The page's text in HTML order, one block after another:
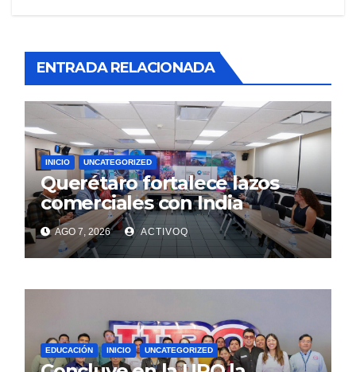
ENTRADA RELACIONADA
INICIO UNCATEGORIZED
Querétaro fortalece lazos
comerciales con India
AGO 7, 2026 ACTIVOQ
EDUCACIÓN INICIO UNCATEGORIZED